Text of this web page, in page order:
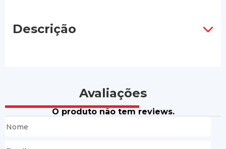
Descrição
Avaliações
O produto não tem reviews.